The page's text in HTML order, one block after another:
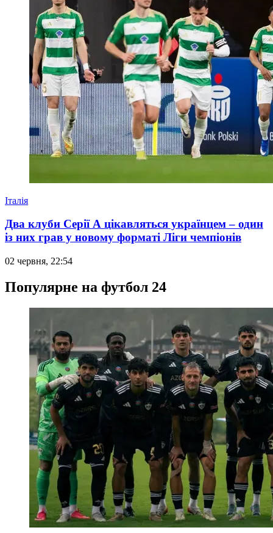
Італія
Два клуби Серії А цікавляться українцем – один
із них грав у новому форматі Ліги чемпіонів
02 червня, 22:54
Популярне на футбол 24